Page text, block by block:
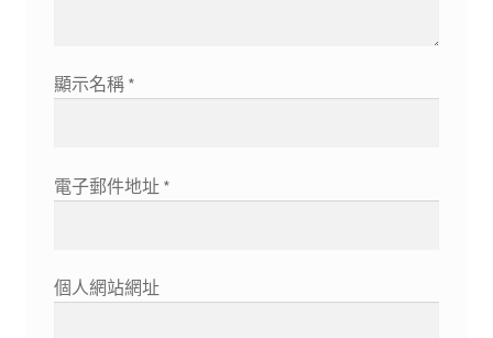
顯示名稱 *
電子郵件地址 *
個人網站網址